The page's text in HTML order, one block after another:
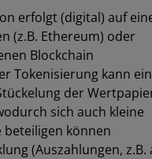
erfolgt (digital) auf
(z.B. Ethereum) oder
Blockchain
Tokenisierung kann
der
sich auch kleine
beteiligen können
(Auszahlungen, z.B.